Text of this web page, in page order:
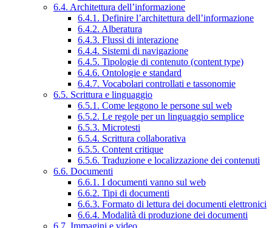
6.4. Architettura dell’informazione
6.4.1. Definire l’architettura dell’informazione
6.4.2. Alberatura
6.4.3. Flussi di interazione
6.4.4. Sistemi di navigazione
6.4.5. Tipologie di contenuto (content type)
6.4.6. Ontologie e standard
6.4.7. Vocabolari controllati e tassonomie
6.5. Scrittura e linguaggio
6.5.1. Come leggono le persone sul web
6.5.2. Le regole per un linguaggio semplice
6.5.3. Microtesti
6.5.4. Scrittura collaborativa
6.5.5. Content critique
6.5.6. Traduzione e localizzazione dei contenuti
6.6. Documenti
6.6.1. I documenti vanno sul web
6.6.2. Tipi di documenti
6.6.3. Formato di lettura dei documenti elettronici
6.6.4. Modalità di produzione dei documenti
6.7. Immagini e video